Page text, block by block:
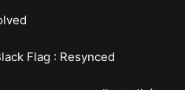
Flag : Resynced